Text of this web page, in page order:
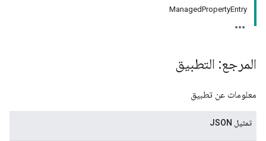
ManagedPropertyEntry
المرجع: التطبيق
معلومات عن تطبيق
تمثيل JSON